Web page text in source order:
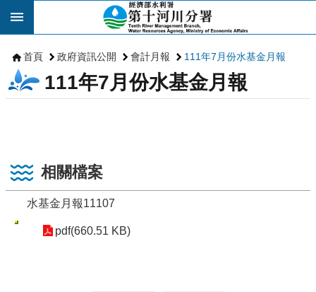
跳到主要內容區塊
首頁 政府資訊公開 會計月報 111年7月份水基金月報
111年7月份水基金月報
相關檔案
水基金月報11107
pdf(660.51 KB)